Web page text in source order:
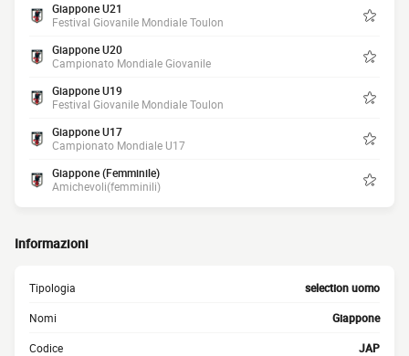
Giappone U21
Festival Giovanile Mondiale Toulon
Giappone U20
Campionato Mondiale Giovanile
Giappone U19
Festival Giovanile Mondiale Toulon
Giappone U17
Campionato Mondiale U17
Giappone (Femminile)
Amichevoli(femminili)
Informazioni
Tipologia selection uomo
Nomi Giappone
Codice JAP